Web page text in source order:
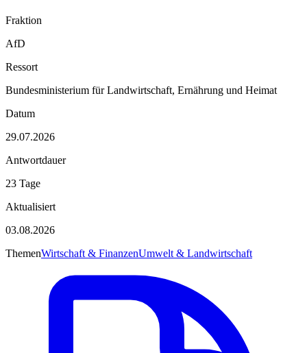
Fraktion
AfD
Ressort
Bundesministerium für Landwirtschaft, Ernährung und Heimat
Datum
29.07.2026
Antwortdauer
23 Tage
Aktualisiert
03.08.2026
ThemenWirtschaft & FinanzenUmwelt & Landwirtschaft